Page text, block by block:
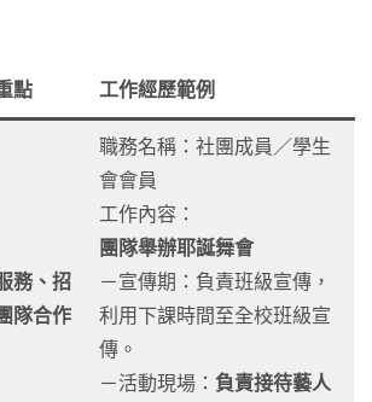
點 工作經歷範例
務、招
隊合作
職務名稱：社團成員／學生
會會員
工作內容：
團隊舉辦耶誕舞會
－宣傳期：負責班級宣傳，
利用下課時間至全校班級宣
傳。
－活動現場： 負責接待藝人